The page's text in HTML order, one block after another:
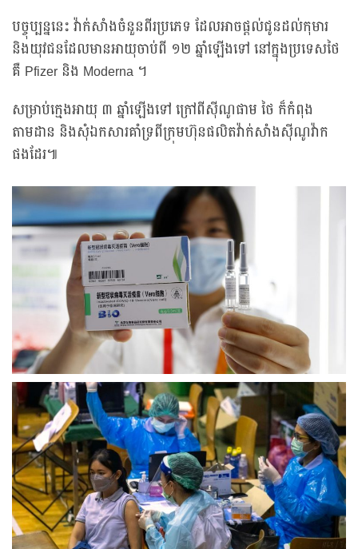
បច្ចុប្បន្ននេះ វ៉ាក់សាំងចំនួនពីរប្រភេទ ដែលអាចផ្តល់ជូនដល់កុមារ
និងយុវជនដែលមានអាយុចាប់ពី ១២ ឆ្នាំឡើងទៅ នៅក្នុងប្រទេសថៃ
គឺ Pfizer និង Moderna ។
សម្រាប់ក្មេងអាយុ ៣ ឆ្នាំឡើងទៅ ក្រៅពីស៊ីណូផាម ថៃ ក៏កំពុង
តាមដាន និងសុំឯកសារគាំទ្រពីក្រុមហ៊ុនផលិតវ៉ាក់សាំងស៊ីណូវ៉ាក
ផងដែរ៕